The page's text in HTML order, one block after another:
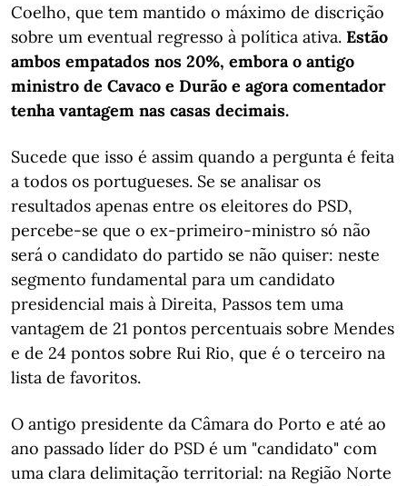
Coelho, que tem mantido o máximo de discrição
sobre um eventual regresso à política ativa. Estão
ambos empatados nos 20%, embora o antigo
ministro de Cavaco e Durão e agora comentador
tenha vantagem nas casas decimais.
Sucede que isso é assim quando a pergunta é feita
a todos os portugueses. Se se analisar os
resultados apenas entre os eleitores do PSD,
percebe-se que o ex-primeiro-ministro só não
será o candidato do partido se não quiser: neste
segmento fundamental para um candidato
presidencial mais à Direita, Passos tem uma
vantagem de 21 pontos percentuais sobre Mendes
e de 24 pontos sobre Rui Rio, que é o terceiro na
lista de favoritos.
O antigo presidente da Câmara do Porto e até ao
ano passado líder do PSD é um "candidato" com
uma clara delimitação territorial: na Região Norte